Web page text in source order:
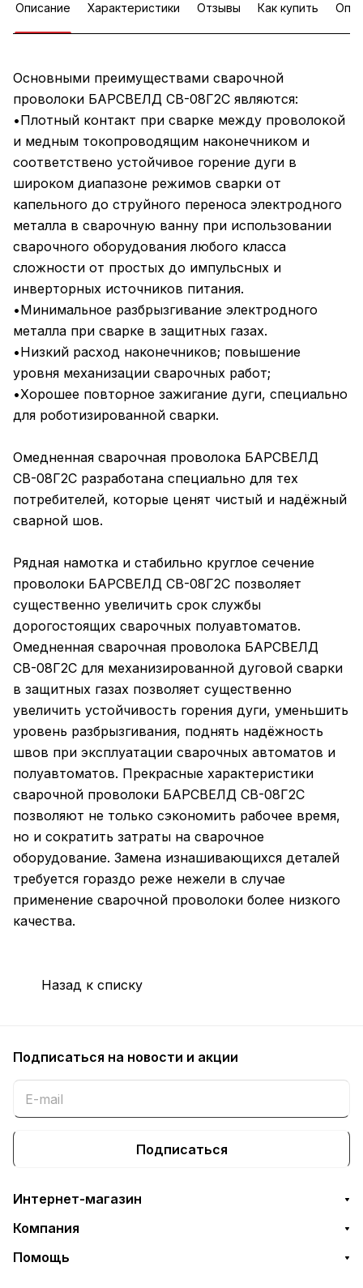
Описание Характеристики Отзывы Как купить
Основными преимуществами сварочной
проволоки БАРСВЕЛД СВ-08Г2С являются:
•Плотный контакт при сварке между проволокой
и медным токопроводящим наконечником и
соответствено устойчивое горение дуги в
широком диапазоне режимов сварки от
капельного до струйного переноса электродного
металла в сварочную ванну при использовании
сварочного оборудования любого класса
сложности от простых до импульсных и
инверторных источников питания.
•Минимальное разбрызгивание электродного
металла при сварке в защитных газах.
•Низкий расход наконечников; повышение
уровня механизации сварочных работ;
•Хорошее повторное зажигание дуги, специально
для роботизированной сварки.
Омедненная сварочная проволока БАРСВЕЛД
СВ-08Г2С разработана специально для тех
потребителей, которые ценят чистый и надёжный
сварной шов.
Рядная намотка и стабильно круглое сечение
проволоки БАРСВЕЛД СВ-08Г2С позволяет
существенно увеличить срок службы
дорогостоящих сварочных полуавтоматов.
Омедненная сварочная проволока БАРСВЕЛД
СВ-08Г2С для механизированной дуговой сварки
в защитных газах позволяет существенно
увеличить устойчивость горения дуги, уменьшить
уровень разбрызгивания, поднять надёжность
швов при эксплуатации сварочных автоматов и
полуавтоматов. Прекрасные характеристики
сварочной проволоки БАРСВЕЛД СВ-08Г2С
позволяют не только сэкономить рабочее время,
но и сократить затраты на сварочное
оборудование. Замена изнашивающихся деталей
требуется гораздо реже нежели в случае
применение сварочной проволоки более низкого
качества.
Назад к списку
Подписаться на новости и акции
Подписаться
Интернет-магазин
Компания
Помощь